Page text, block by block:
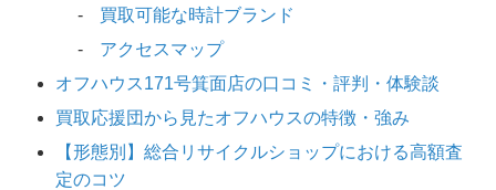
買取可能な時計ブランド
アクセスマップ
オフハウス171号箕面店の口コミ・評判・体験談
買取応援団から見たオフハウスの特徴・強み
【形態別】総合リサイクルショップにおける高額査
定のコツ